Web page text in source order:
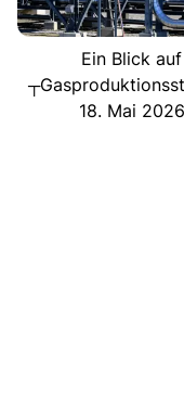
Ein Blick
18. Mai